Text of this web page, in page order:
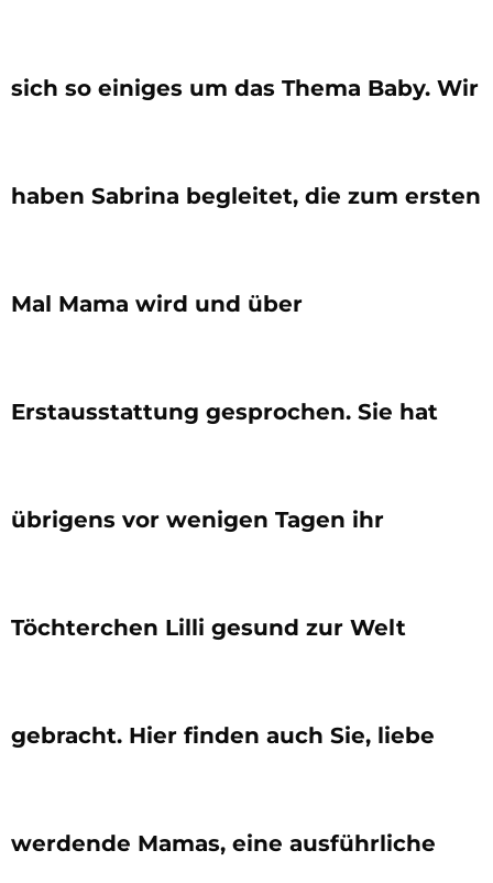
sich so einiges um das Thema Baby. Wir
haben Sabrina begleitet, die zum ersten
Mal Mama wird und über
Erstausstattung gesprochen. Sie hat
übrigens vor wenigen Tagen ihr
Töchterchen Lilli gesund zur Welt
gebracht. Hier finden auch Sie, liebe
werdende Mamas, eine ausführliche